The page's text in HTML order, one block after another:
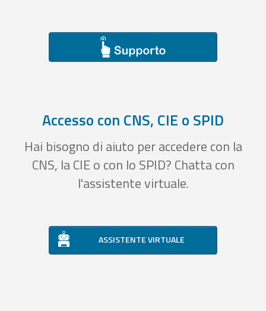
Accesso con CNS, CIE o SPID
Hai bisogno di aiuto per accedere con la
CNS, la CIE o con lo SPID? Chatta con
l'assistente virtuale.
ASSISTENTE VIRTUALE